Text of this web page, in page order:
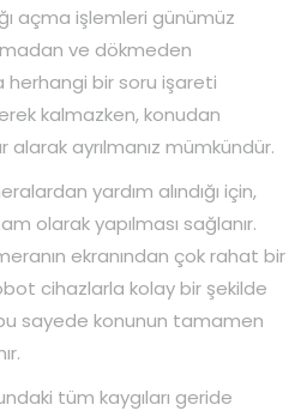
açma işlemleri günümüz
ve dökmeden
herhangi bir soru işareti
kalmazken, konudan
ayrılmanız mümkündür.
yardım alındığı için,
olarak yapılması sağlanır.
ekranından çok rahat bir
cihazlarla kolay bir şekilde
sayede konunun tamamen
tüm kaygıları geride